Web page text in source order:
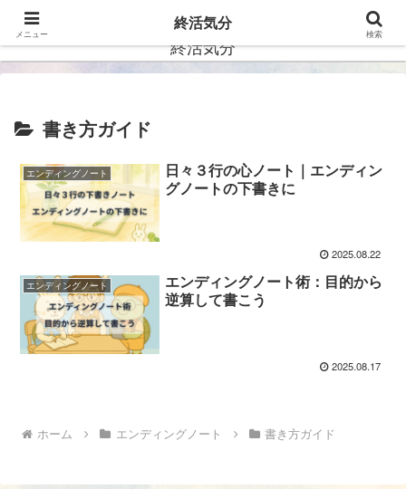
ー自分らしい未来を描くー
終活気分
書き方ガイド
エンディングノート
日々３行の心ノート｜エンディン
グノートの下書きに
2025.08.22
エンディングノート
エンディングノート術：目的から
逆算して書こう
2025.08.17
ホーム エンディングノート 書き方ガイド
メニュー
終活気分
検索